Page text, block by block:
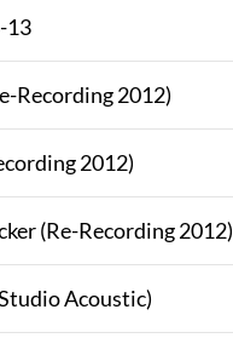
13
Recording 2012)
2012)
(Re-Recording 2012)
Acoustic)